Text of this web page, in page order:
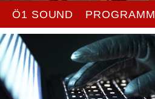
Ö1 SOUND PROGRAMM